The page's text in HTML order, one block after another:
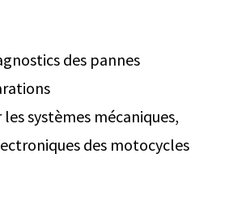
des pannes
systèmes mécaniques,
des motocycles